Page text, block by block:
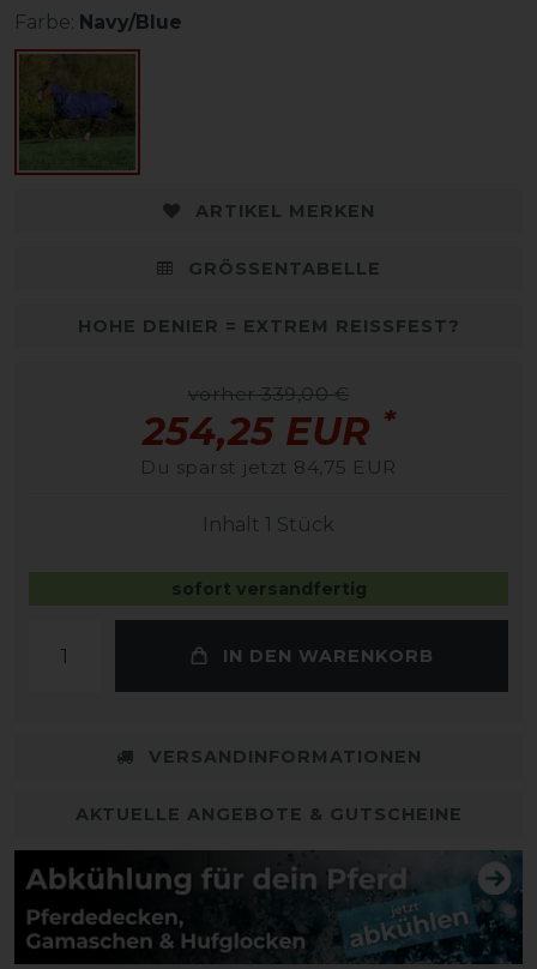
Farbe: Navy/Blue
ARTIKEL MERKEN
GRÖSSENTABELLE
HOHE DENIER = EXTREM REISSFEST?
vorher 339,00 €
254,25 EUR *
Du sparst jetzt 84,75 EUR
Inhalt 1 Stück
sofort versandfertig
IN DEN WARENKORB
VERSANDINFORMATIONEN
AKTUELLE ANGEBOTE & GUTSCHEINE